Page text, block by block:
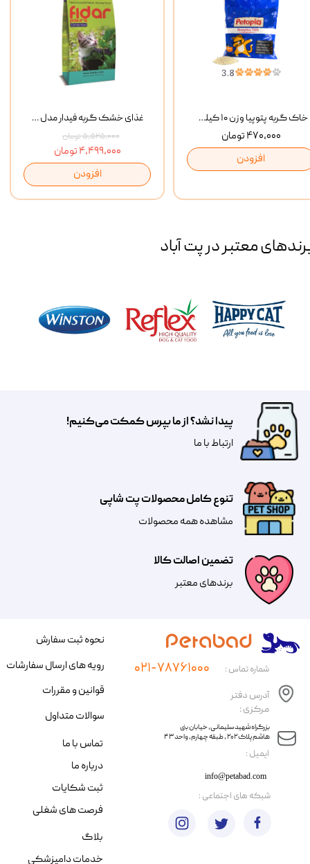
غذای خشک گربه فیدار مدل Adult وزن 10 کیلوگرم
۵,۵۲۵,۰۰۰ تومان
۴,۴۹۹,۰۰۰ تومان
افزودن
خاک گربه پتوپیا وزن ۱۰ کیلوگرم
۴۷۰,۰۰۰ تومان
افزودن
معتبر در پت آباد
تضمین اصالت کالا
​​برندهای معتبر​​​​​​​
تنوع کامل محصولات پت شاپی
مشاهده همه محصولات
پیدا نشد؟ از ما بپرس کمکت می‌کنیم!
​​​ارتباط با ما
​ایمیل :
آدرس دفتر
مرکزی :
info@petabad.com
​​بزرگراه شهید سلیمانی، خیابان بنی
هاشم پلاک ۲۰۲ ، طبقه چهارم، واحد ۴۳
شماره تماس : ۰۲۱-۷۸۷۶۱۰۰۰
نحوه ثبت سفارش
رویه های ارسال سفارشات
قوانین و مقررات
سوالات متداول
تماس با ما
درباره ما
ثبت شکایات
فرصت های شغلی
​شبکه های اجتماعی :
بلاگ
خدمات دامپزشکی